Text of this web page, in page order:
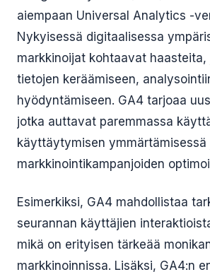
aiempaan Universal Analytics -
Nykyisessä digitaalisessa
markkinoijat kohtaavat
tietojen keräämiseen,
hyödyntämiseen. GA4 tarjoaa
jotka auttavat paremmassa
käyttäytymisen ymmärtämisessä
markkinointikampanjoiden
Esimerkiksi, GA4 mahdollistaa
seurannan käyttäjien
mikä on erityisen tärkeää
markkinoinnissa. Lisäksi, GA4:n